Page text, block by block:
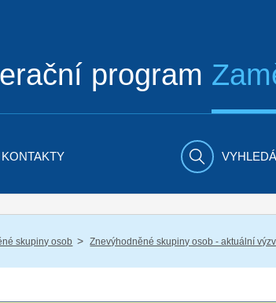
program
KONTAKTY
skupiny osob / Znevýhodněné skupiny osob - aktuální